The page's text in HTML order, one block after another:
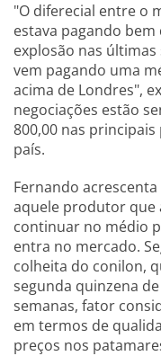
"O diferecial entre o
estava pagando
explosão nas
vem pagando uma
acima de Londres",
negociações estão
800,00 nas
país.
Fernando
aquele produtor que
continuar no médio
entra no mercado.
colheita do conilon,
segunda quinzena
semanas, fator
em termos de
preços nos